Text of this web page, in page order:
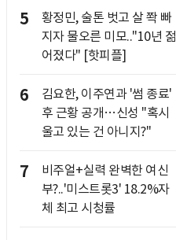
5
황정민, 술톤 벗고 살 쫙 빠
지자 물오른 미모.."10년 젊
어졌다" [핫피플]
6
김요한, 이주연과 '썸 종료'
후 근황 공개…신성 "혹시
울고 있는 건 아니지?"
7
비주얼+실력 완벽한 여신
부?..'미스트롯3' 18.2%자
체 최고 시청률